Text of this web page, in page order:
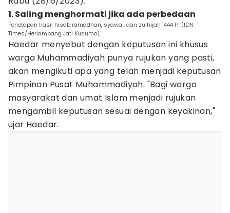
1. Saling menghormati jika ada perbedaan
Penetapan hasil hisab ramadhan, syawal, dan zulhijah 1444 H. (IDN
Times/Herlambang Jati Kusumo).
Haedar menyebut dengan keputusan ini khusus
warga Muhammadiyah punya rujukan yang pasti,
akan mengikuti apa yang telah menjadi keputusan
Pimpinan Pusat Muhammadiyah. "Bagi warga
masyarakat dan umat Islam menjadi rujukan
mengambil keputusan sesuai dengan keyakinan,"
ujar Haedar.